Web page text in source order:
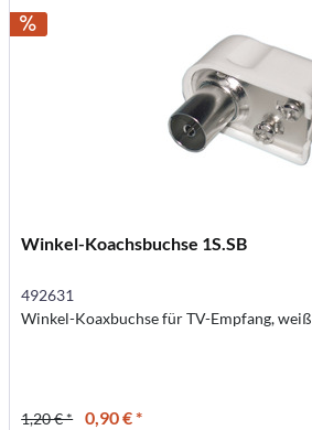
Winkel-Koachsbuchse 1S.SB
492631
Winkel-Koaxbuchse für TV-Empfang, weiß
1,20 € * 0,90 € *